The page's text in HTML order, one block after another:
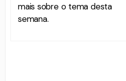
mais sobre o tema desta
semana.